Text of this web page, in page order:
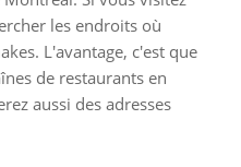
les endroits où
L'avantage, c'est que
de restaurants en
aussi des adresses